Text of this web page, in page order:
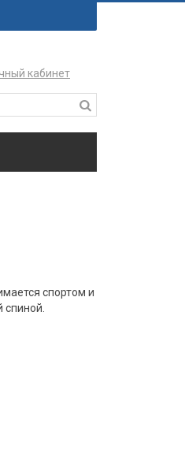
кабинет
спортом и